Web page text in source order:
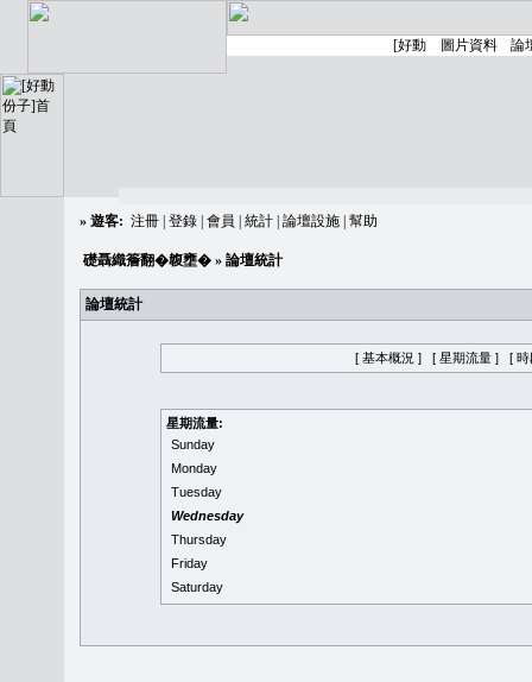
» 遊客: 注冊 登錄 會員 統計 論壇設施 幫助
礎聶織簷翻�䪖壅� » 論壇統計
論壇統計
[ 基本概況 ] [ 星期流量 ] [ 時
星期流量:
Sunday
Monday
Tuesday
Wednesday
Thursday
Friday
Saturday